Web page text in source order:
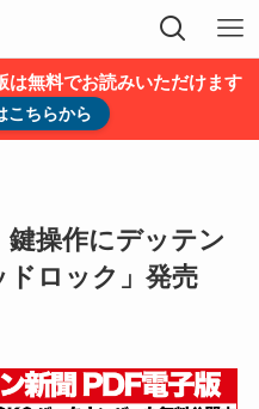
は無料でお読みいただけます
こちらから
操作にデッテン
ドロック」発売